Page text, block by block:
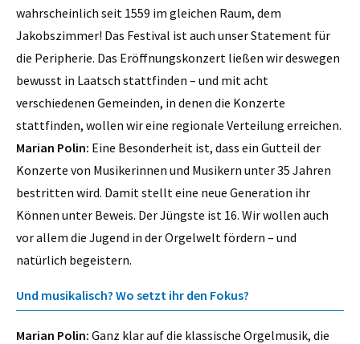
wahrscheinlich seit 1559 im gleichen Raum, dem
Jakobszimmer! Das Festival ist auch unser Statement für
die Peripherie. Das Eröffnungskonzert ließen wir deswegen
bewusst in Laatsch stattfinden – und mit acht
verschiedenen Gemeinden, in denen die Konzerte
stattfinden, wollen wir eine regionale Verteilung erreichen.
Marian Polin: Eine Besonderheit ist, dass ein Gutteil der
Konzerte von Musikerinnen und Musikern unter 35 Jahren
bestritten wird. Damit stellt eine neue Generation ihr
Können unter Beweis. Der Jüngste ist 16. Wir wollen auch
vor allem die Jugend in der Orgelwelt fördern – und
natürlich begeistern.
Und musikalisch? Wo setzt ihr den Fokus?
Marian Polin: Ganz klar auf die klassische Orgelmusik, die